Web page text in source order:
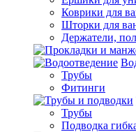
Коврики для
Шторки для
Держатели,
Трубы
Фитинги
Трубы
Подводка